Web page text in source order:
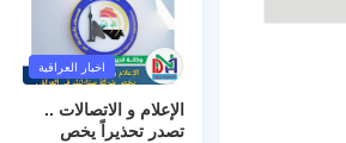
اخبار العراقية
الإعلام و الاتصالات ..
تصدر تحذيراً يخص